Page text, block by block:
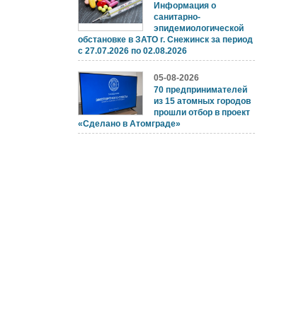
Информация о
санитарно-
эпидемиологической
обстановке в ЗАТО г. Снежинск за период
с 27.07.2026 по 02.08.2026
05-08-2026
70 предпринимателей
из 15 атомных городов
прошли отбор в проект
«Сделано в Атомграде»